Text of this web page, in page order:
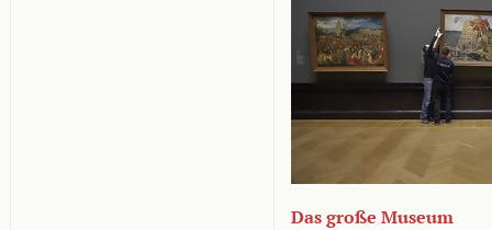
Das große Museum